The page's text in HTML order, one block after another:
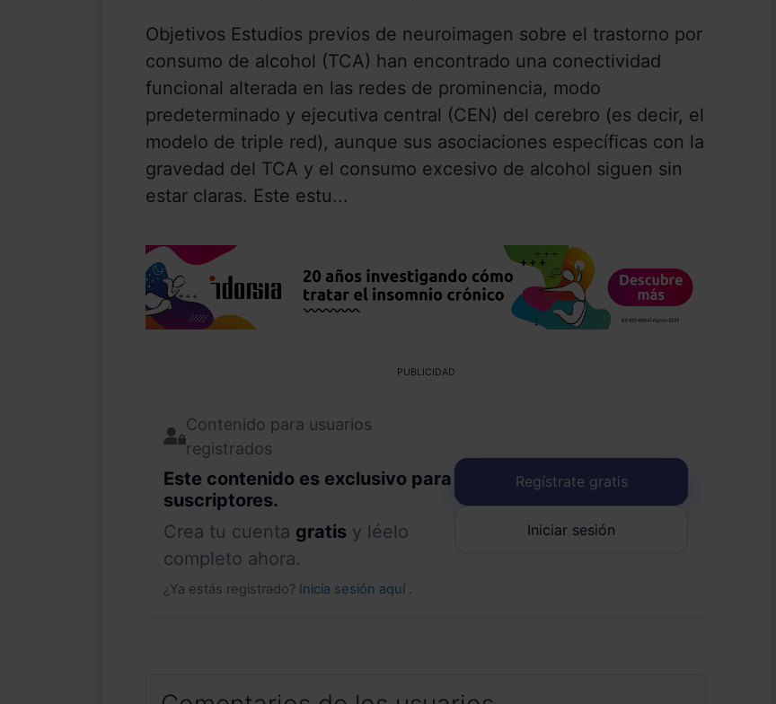
Objetivos Estudios previos de neuroimagen sobre el trastorno por
consumo de alcohol (TCA) han encontrado una conectividad
funcional alterada en las redes de prominencia, modo
predeterminado y ejecutiva central (CEN) del cerebro (es decir, el
modelo de triple red), aunque sus asociaciones específicas con la
gravedad del TCA y el consumo excesivo de alcohol siguen sin
estar claras. Este estu...
PUBLICIDAD
Contenido para usuarios
registrados
Este contenido es exclusivo para
suscriptores.
Crea tu cuenta gratis y léelo
completo ahora.
¿Ya estás registrado? Inicia sesión aquí .
Regístrate gratis
Iniciar sesión